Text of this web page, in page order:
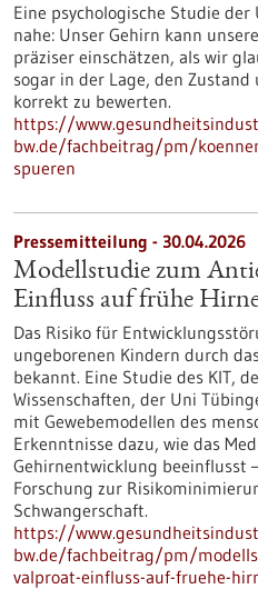
Eine psychologische Studie
nahe: Unser Gehirn kann
präziser einschätzen, als wir
sogar in der Lage, den
korrekt zu bewerten.
https://
bw.de/fachbeitrag/pm/
spueren
Pressemitteilung - 30.04.2026
Modellstudie zum
Einfluss auf frühe
Das Risiko für
ungeborenen Kindern durch
bekannt. Eine Studie des KIT,
Wissenschaften, der Uni
mit Gewebemodellen des
Erkenntnisse dazu, wie das
Gehirnentwicklung beeinflusst
Forschung zur
Schwangerschaft.
https://
bw.de/fachbeitrag/pm/
valproat-einfluss-auf-fruehe-